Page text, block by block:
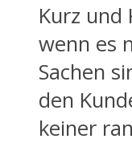
Kurz und
wenn es
Sachen
den
keiner